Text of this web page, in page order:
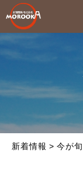
新着情報 > 今が旬